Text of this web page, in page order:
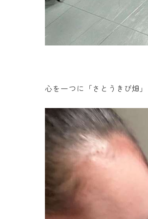
心を一つに「さとうきび畑